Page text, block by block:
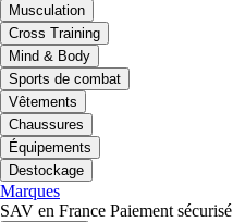
Musculation
Cross Training
Mind & Body
Sports de combat
Vêtements
Chaussures
Équipements
Destockage
Marques
SAV en France Paiement sécurisé